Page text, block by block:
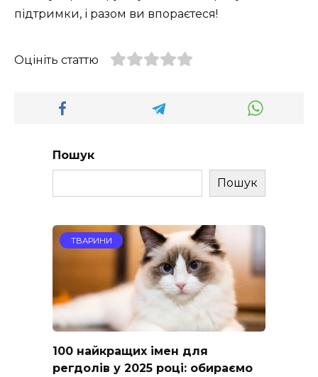
підтримки, і разом ви впораєтеся!
Оцініть статтю
Пошук
Пошук
ТВАРИНИ
100 найкращих імен для
регдолів у 2025 році: обираємо